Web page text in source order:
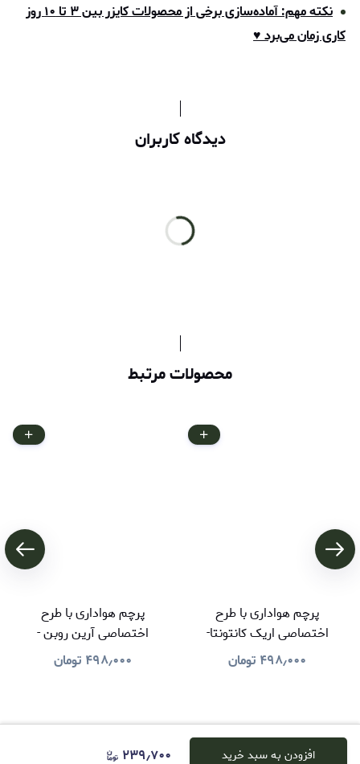
افزودن به سبد خرید ۲۳۹٫۷۰۰
نکته مهم: آماده‌سازی برخی از محصولات کایزر بین ۳ تا ۱۰ روز
کاری زمان می‌برد ♥
دیدگاه کاربران
محصولات مرتبط
پرچم هواداری با طرح
اختصاصی اریک کانتونتا-
درخواستی کاربر
۴۹۸٫۰۰۰ تومان
پرچم هواداری با طرح
اختصاصی آرین روبن -
درخواستی کاربر
۴۹۸٫۰۰۰ تومان